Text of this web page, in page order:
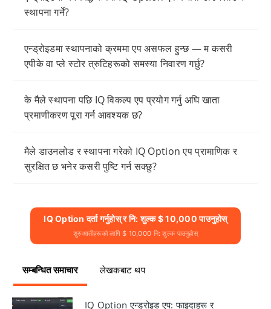
स्थापना गर्ने?
एन्ड्रोइडमा स्थापनाको क्रममा एप असफल हुन्छ — म कसरी
एपीके वा प्ले स्टोर त्रुटिहरूको समस्या निवारण गर्छु?
के मैले स्थापना पछि IQ विकल्प एप प्रयोग गर्नु अघि खाता
प्रमाणीकरण पूरा गर्न आवश्यक छ?
मैले डाउनलोड र स्थापना गरेको IQ Option एप प्रामाणिक र
सुरक्षित छ भनेर कसरी पुष्टि गर्न सक्छु?
IQ Option दर्ता गर्नुहोस् र नि: शुल्क $ 10,000 पाउनुहोस्
शुरुआतीहरूको लागि $ 10,000 नि: शुल्क पाउनुहोस्
सम्बन्धित समाचार लेखकबाट थप
IQ Option एन्ड्रोइड एप: फाइदाहरू र